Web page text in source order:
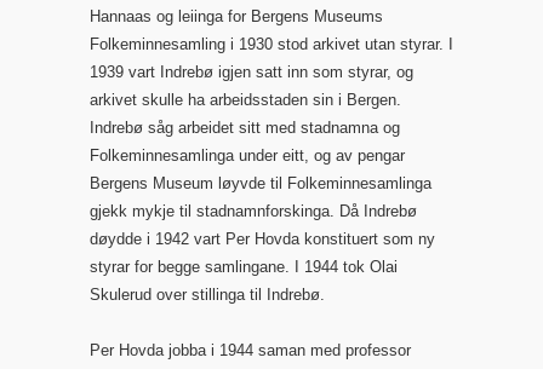
Hannaas og leiinga for Bergens Museums
Folkeminnesamling i 1930 stod arkivet utan styrar. I
1939 vart Indrebø igjen satt inn som styrar, og
arkivet skulle ha arbeidsstaden sin i Bergen.
Indrebø såg arbeidet sitt med stadnamna og
Folkeminnesamlinga under eitt, og av pengar
Bergens Museum løyvde til Folkeminnesamlinga
gjekk mykje til stadnamnforskinga. Då Indrebø
døydde i 1942 vart Per Hovda konstituert som ny
styrar for begge samlingane. I 1944 tok Olai
Skulerud over stillinga til Indrebø.
Per Hovda jobba i 1944 saman med professor